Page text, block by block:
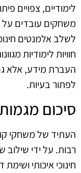
לימודיים, צפויים
משחקים עובדים על
לשלב אלמנטים
חוויות לימודיות
העברת מידע, אלא
לפתור בעיות.
סיכום
העתיד של משחקי
רבות. על ידי שילוב
חינוכי איכותי